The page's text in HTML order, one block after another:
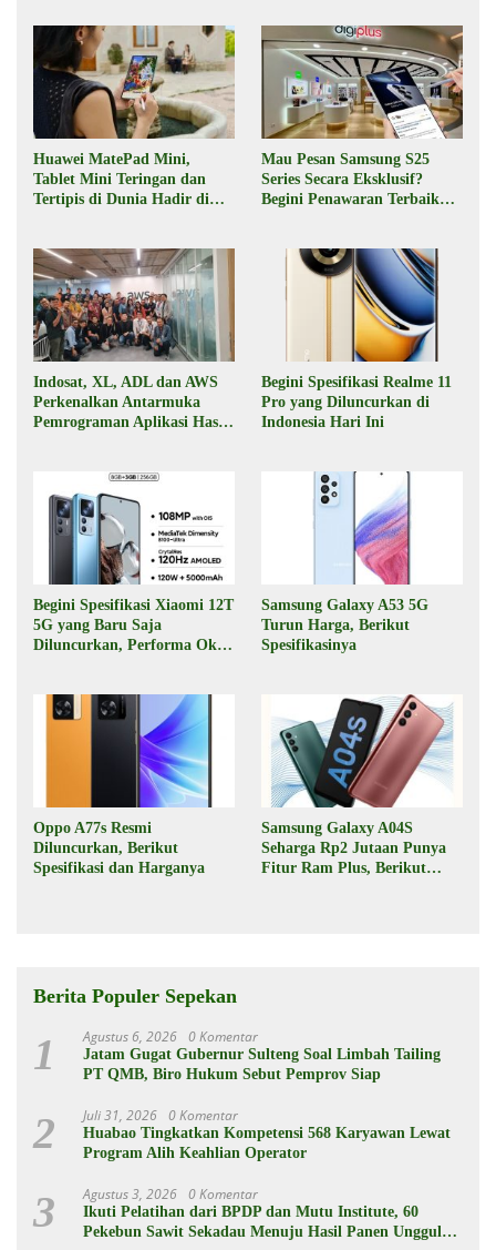
Huawei MatePad Mini,
Tablet Mini Teringan dan
Tertipis di Dunia Hadir di
Mau Pesan Samsung S25
Series Secara Eksklusif?
Begini Penawaran Terbaik
Indosat, XL, ADL dan AWS
Perkenalkan Antarmuka
Pemrograman Aplikasi Hasil
Begini Spesifikasi Realme 11
Pro yang Diluncurkan di
Indonesia Hari Ini
Begini Spesifikasi Xiaomi 12T
5G yang Baru Saja
Diluncurkan, Performa Oke,
Samsung Galaxy A53 5G
Turun Harga, Berikut
Spesifikasinya
Oppo A77s Resmi
Diluncurkan, Berikut
Spesifikasi dan Harganya
Samsung Galaxy A04S
Seharga Rp2 Jutaan Punya
Fitur Ram Plus, Berikut
Berita Populer Sepekan
1 Agustus 6, 2026 0 Komentar
Jatam Gugat Gubernur Sulteng Soal Limbah Tailing
PT QMB, Biro Hukum Sebut Pemprov Siap
2 Juli 31, 2026 0 Komentar
Huabao Tingkatkan Kompetensi 568 Karyawan Lewat
Program Alih Keahlian Operator
3 Agustus 3, 2026 0 Komentar
Ikuti Pelatihan dari BPDP dan Mutu Institute, 60
Pekebun Sawit Sekadau Menuju Hasil Panen Unggul